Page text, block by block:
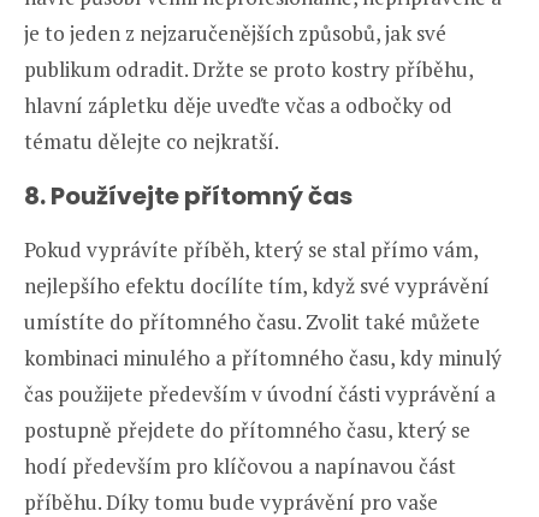
je to jeden z nejzaručenějších způsobů, jak své
publikum odradit. Držte se proto kostry příběhu,
hlavní zápletku děje uveďte včas a odbočky od
tématu dělejte co nejkratší.
8. Používejte přítomný čas
Pokud vyprávíte příběh, který se stal přímo vám,
nejlepšího efektu docílíte tím, když své vyprávění
umístíte do přítomného času. Zvolit také můžete
kombinaci minulého a přítomného času, kdy minulý
čas použijete především v úvodní části vyprávění a
postupně přejdete do přítomného času, který se
hodí především pro klíčovou a napínavou část
příběhu. Díky tomu bude vyprávění pro vaše